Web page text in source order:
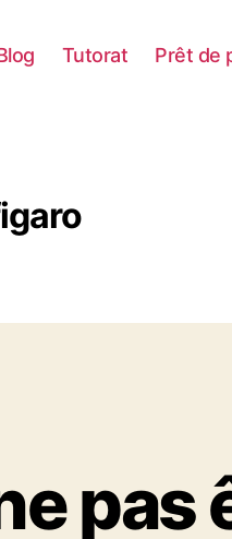
Tutorat Prêt de
pas